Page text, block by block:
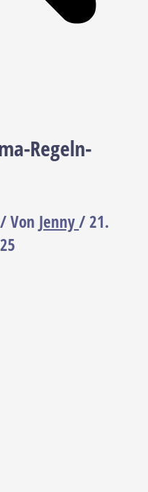
Regeln-
/ Von Jenny/21.